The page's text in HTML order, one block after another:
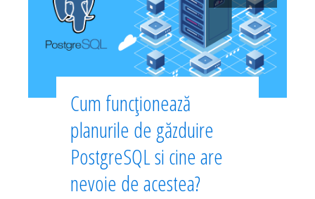
Cum funcționează
planurile de găzduire
PostgreSQL si cine are
nevoie de acestea?